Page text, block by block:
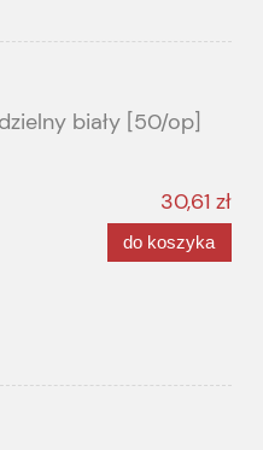
biały [50/op]
30,61 zł
do koszyka